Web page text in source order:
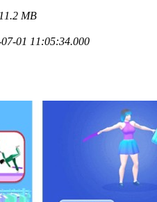
MB
01 11:05:34.000